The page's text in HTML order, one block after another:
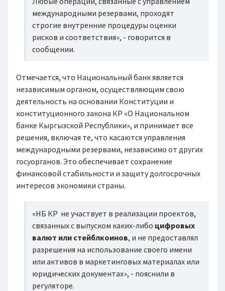
международными резервами, проходят
строгие внутренние процедуры оценки
рисков и соответствия», - говорится в
сообщении.
Отмечается, что Национальный банк является
независимым органом, осуществляющим свою
деятельность на основании Конституции и
конституционного закона КР «О Национальном
банке Кыргызской Республики», и принимает все
решения, включая те, что касаются управления
международными резервами, независимо от других
госуорганов. Это обеспечивает сохранение
финансовой стабильности и защиту долгосрочных
интересов экономики страны.
«НБ КР не участвует в реализации проектов,
связанных с выпуском каких-либо цифровых
валют или стейблкоинов, и не предоставлял
разрешения на использование своего имени
или активов в маркетинговых материалах или
юридических документах», - пояснили в
регуляторе.